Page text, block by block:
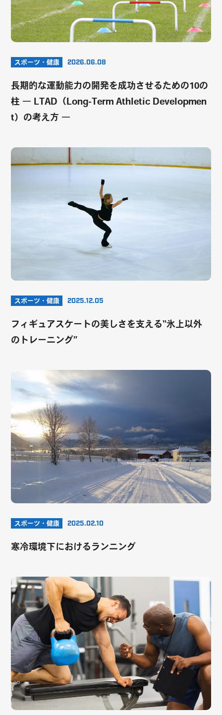
スポーツ・健康 2026.06.08
長期的な運動能力の開発を成功させるための10の
柱 ― LTAD（Long-Term Athletic Developmen
t）の考え方 ―
スポーツ・健康 2025.12.05
フィギュアスケートの美しさを支える“氷上以外
のトレーニング”
スポーツ・健康 2025.02.10
寒冷環境下におけるランニング